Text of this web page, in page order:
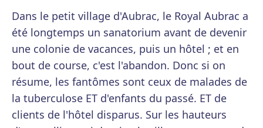
Dans le petit village d'Aubrac, le Royal Aubrac a
été longtemps un sanatorium avant de devenir
une colonie de vacances, puis un hôtel ; et en
bout de course, c'est l'abandon. Donc si on
résume, les fantômes sont ceux de malades de
la tuberculose ET d'enfants du passé. ET de
clients de l'hôtel disparus. Sur les hauteurs